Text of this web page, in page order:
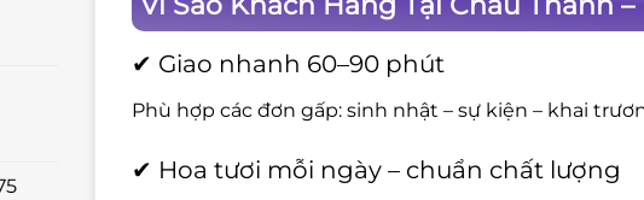
✔ Giao nhanh 60–90 phút
Phù hợp các đơn gấp: sinh nhật – sự kiện – khai
✔ Hoa tươi mỗi ngày – chuẩn chất lượng